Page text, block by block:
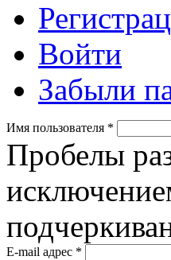
Войти
Забыли
Имя пользователя *
Пробелы
E-mail адрес *